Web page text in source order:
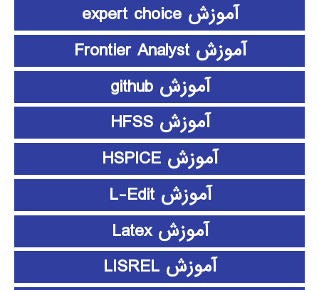
آموزش expert choice
آموزش Frontier Analyst
آموزش github
آموزش HFSS
آموزش HSPICE
آموزش L-Edit
آموزش Latex
آموزش LISREL